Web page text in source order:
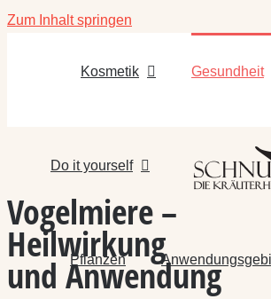
Zum Inhalt springen
Kosmetik Gesundheit
Do it yourself
Pflanzen
Vogelmiere –
Heilwirkung
und Anwendung